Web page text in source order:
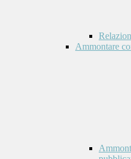
Ammontare